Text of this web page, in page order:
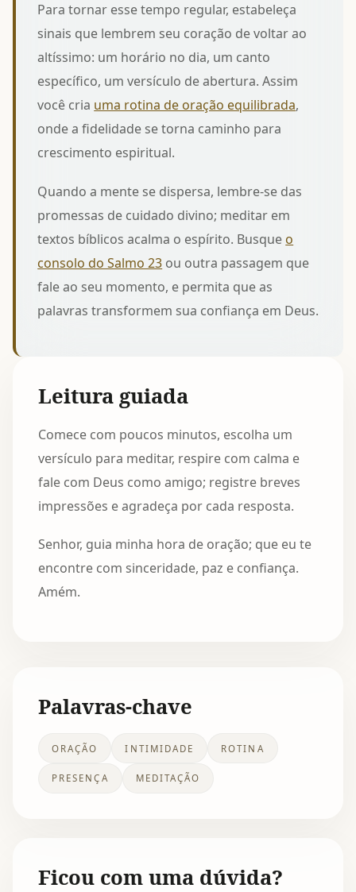
Para tornar esse tempo regular, estabeleça
sinais que lembrem seu coração de voltar ao
altíssimo: um horário no dia, um canto
específico, um versículo de abertura. Assim
você cria uma rotina de oração equilibrada,
onde a fidelidade se torna caminho para
crescimento espiritual.
Quando a mente se dispersa, lembre-se das
promessas de cuidado divino; meditar em
textos bíblicos acalma o espírito. Busque o
consolo do Salmo 23 ou outra passagem que
fale ao seu momento, e permita que as
palavras transformem sua confiança em Deus.
Leitura guiada
Comece com poucos minutos, escolha um
versículo para meditar, respire com calma e
fale com Deus como amigo; registre breves
impressões e agradeça por cada resposta.
Senhor, guia minha hora de oração; que eu te
encontre com sinceridade, paz e confiança.
Amém.
Palavras-chave
ORAÇÃO INTIMIDADE ROTINA
PRESENÇA MEDITAÇÃO
Ficou com uma dúvida?